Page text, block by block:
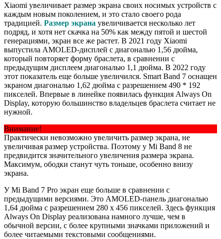
Xiaomi увеличивает размер экрана своих носимых устройств с
каждым новым поколением, и это стало своего рода
традицией. Размер экрана увеличивается несколько лет
подряд, и хотя нет скачка на 50% как между пятой и шестой
генерациями, экран все же растет. В 2021 году Xiaomi
выпустила AMOLED-дисплей с диагональю 1,56 дюйма,
который повторяет форму браслета, в сравнении с
предыдущим дисплеем диагональю 1,1 дюйма. В 2022 году
этот показатель еще больше увеличился. Smart Band 7 оснащен
экраном диагональю 1,62 дюйма с разрешением 490 * 192
пикселей. Впервые в линейке появилась функция Always On
Display, которую большинство владельцев браслета считает не
нужной.
Внимание!
Практически невозможно увеличить размер экрана, не
увеличивая размер устройства. Поэтому у Mi Band 8 не
предвидится значительного увеличения размера экрана.
Максимум, ободки станут чуть тоньше, особенно внизу
экрана.
У Mi Band 7 Pro экран еще больше в сравнении с
предыдущими версиями. Это AMOLED-панель диагональю
1,64 дюйма с разрешением 280 x 456 пикселей. Здесь функция
Always On Display реализована намного лучше, чем в
обычной версии, с более крупными значками приложений и
более читаемыми текстовыми сообщениями.